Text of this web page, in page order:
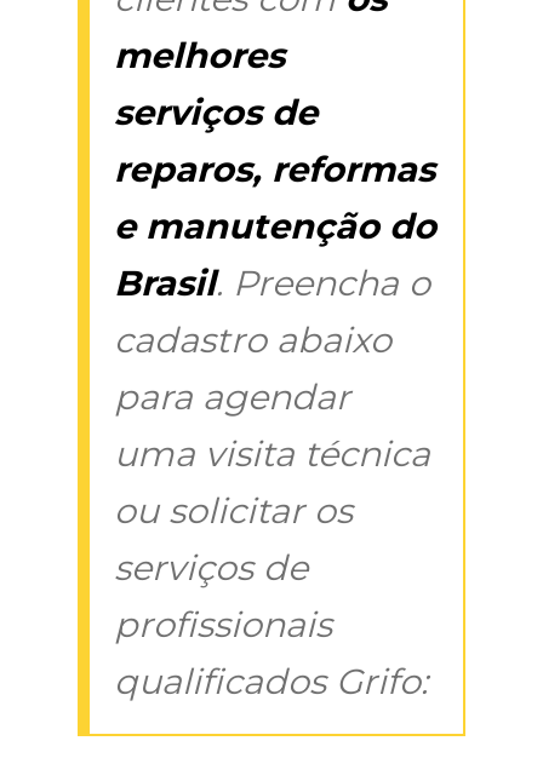
melhores
serviços de
reparos, reformas
e manutenção do
Brasil. Preencha o
cadastro abaixo
para agendar
uma visita técnica
ou solicitar os
serviços de
profissionais
qualificados Grifo: